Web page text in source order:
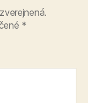
*